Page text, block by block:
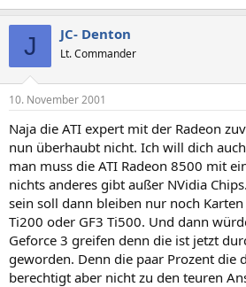
J JC- Denton
Lt. Commander
10. November 2001
Naja die ATI expert mit der Radeon
nun überhaubt nicht. Ich will dich
man muss die ATI Radeon 8500 mit
nichts anderes gibt außer NVidia
sein soll dann bleiben nur noch Karten
Ti200 oder GF3 Ti500. Und dann
Geforce 3 greifen denn die ist jetzt
geworden. Denn die paar Prozent die
berechtigt aber nicht zu den teuren